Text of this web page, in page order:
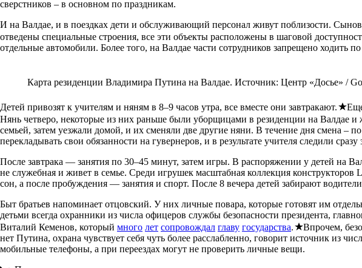
сверстников – в основном по праздникам.
И на Валдае, и в поездках дети и обслуживающий персонал живут поблизости.
отведены специальные строения, все эти объекты расположены в шаговой
отдельные автомобили. Более того, на Валдае части сотрудников запрещено ходить
Карта резиденции Владимира Путина на Валдае. Источник: Центр «Досье» /
Детей привозят к учителям и няням в 8–9 часов утра, все вместе они завтракают.
Нянь четверо, некоторые из них раньше были уборщицами в резиденции на Валдае
семьей, затем уезжали домой, и их сменяли две другие няни. В течение дня смена –
перекладывать свои обязанности на гувернеров, и в результате учителя следили сразу
После завтрака — занятия по 30–45 минут, затем игры. В распоряжении у детей на
не служебная и живет в семье. Среди игрушек масштабная коллекция
сон, а после пробуждения — занятия и спорт. После 8 вечера детей забирают
Быт братьев напоминает отцовский. У них личные повара, которые готовят им
детьми всегда охранники из числа офицеров службы безопасности президента,
Виталий Кеменов, который много лет сопровождал главу государства.
Впрочем,
нет Путина, охрана чувствует себя чуть более расслабленно, говорит источник из
мобильные телефоны, а при переездах могут не проверить личные вещи.